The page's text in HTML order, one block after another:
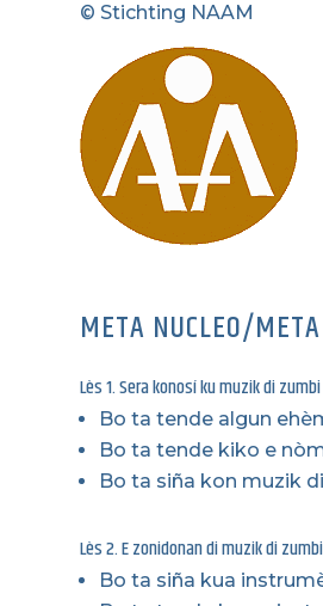
© Stichting NAAM
META NUCLEO/
Lès 1. Sera konosí ku muzik di zumbi
Bo ta tende algun
Bo ta tende kiko e
Bo ta siña kon muzik
Lès 2. E zonidonan di muzik di zumbi
Bo ta siña kua